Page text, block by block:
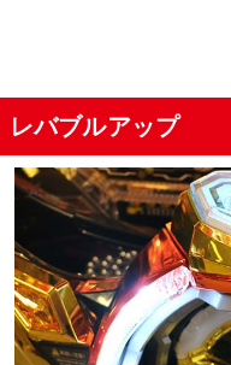
レバブルアップ